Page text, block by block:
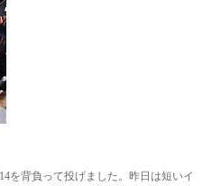
を背負って投げました。昨日は短いイ